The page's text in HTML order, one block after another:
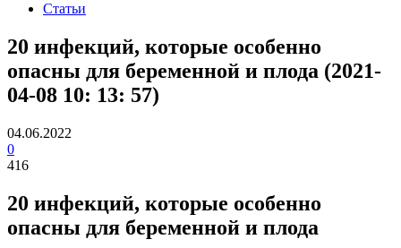
Статьи
20 инфекций, которые особенно
опасны для беременной и плода (2021-
04-08 10: 13: 57)
04.06.2022
0
416
20 инфекций, которые особенно
опасны для беременной и плода